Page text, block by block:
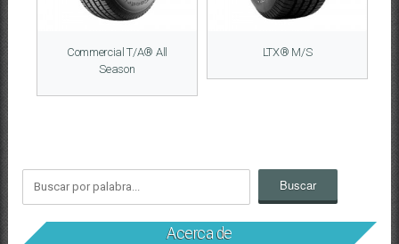
Commercial T/A® All
Season
LTX® M/S
Acerca de